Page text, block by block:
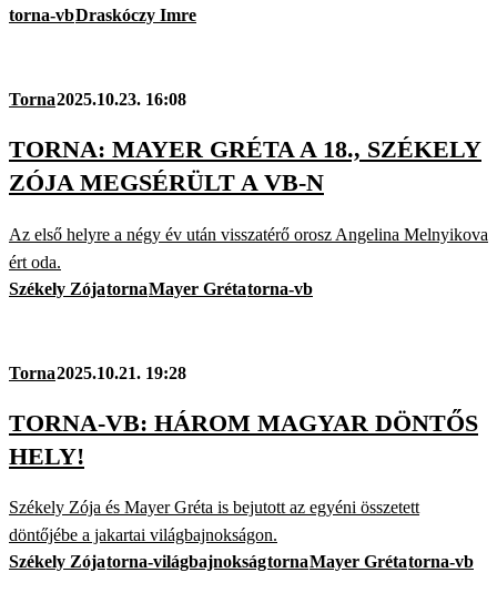
torna-vbDraskóczy Imre
Torna2025.10.23. 16:08
TORNA: MAYER GRÉTA A 18., SZÉKELY
ZÓJA MEGSÉRÜLT A VB-N
Az első helyre a négy év után visszatérő orosz Angelina Melnyikova
ért oda.
Székely ZójatornaMayer Grétatorna-vb
Torna2025.10.21. 19:28
TORNA-VB: HÁROM MAGYAR DÖNTŐS
HELY!
Székely Zója és Mayer Gréta is bejutott az egyéni összetett
döntőjébe a jakartai világbajnokságon.
Székely Zójatorna-világbajnokságtornaMayer Grétatorna-vb